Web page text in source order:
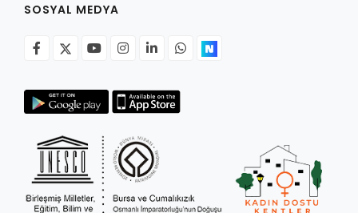
SOSYAL MEDYA